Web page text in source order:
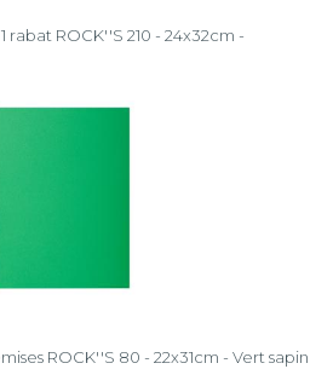
rabat ROCK''S 210 - 24x32cm -
ROCK''S 80 - 22x31cm - Vert sapin